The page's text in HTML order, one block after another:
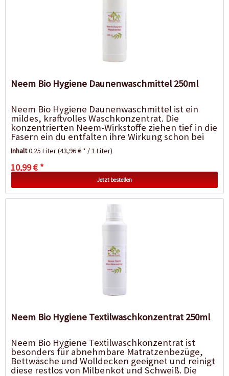
Neem Bio Hygiene Daunenwaschmittel 250ml
Neem Bio Hygiene Daunenwaschmittel ist ein
mildes, kraftvolles Waschkonzentrat. Die
konzentrierten Neem-Wirkstoffe ziehen tief in die
Fasern ein du entfalten ihre Wirkung schon bei
niedrigen Waschtemperaturen. Neem Bio
Hygiene...
Inhalt0.25 Liter(43,96 € * / 1 Liter)
10,99 € *
Jetzt bestellen
Neem Bio Hygiene Textilwaschkonzentrat 250ml
Neem Bio Hygiene Textilwaschkonzentrat ist
besonders für abnehmbare Matratzenbezüge,
Bettwäsche und Wolldecken geeignet und reinigt
diese restlos von Milbenkot und Schweiß. Die